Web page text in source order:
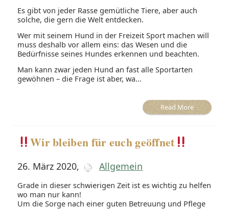
Es gibt von jeder Rasse gemütliche Tiere, aber auch
solche, die gern die Welt entdecken.
Wer mit seinem Hund in der Freizeit Sport machen will
muss deshalb vor allem eins: das Wesen und die
Bedürfnisse seines Hundes erkennen und beachten.
Man kann zwar jeden Hund an fast alle Sportarten
gewöhnen – die Frage ist aber, wa...
Read More
Wir bleiben für euch geöffnet
26. März 2020, Allgemein
Grade in dieser schwierigen Zeit ist es wichtig zu helfen
wo man nur kann!
Um die Sorge nach einer guten Betreuung und Pflege